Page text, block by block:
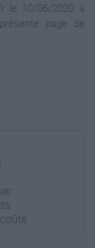
le 10/06/2020 à
page de